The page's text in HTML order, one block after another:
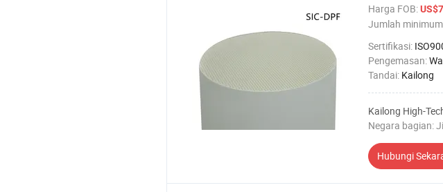
Harga FOB:
Jumlah
Sertifikasi:
Pengemasan:
Tandai: Kailong
Kailong High-
Negara bagian:
Hubungi